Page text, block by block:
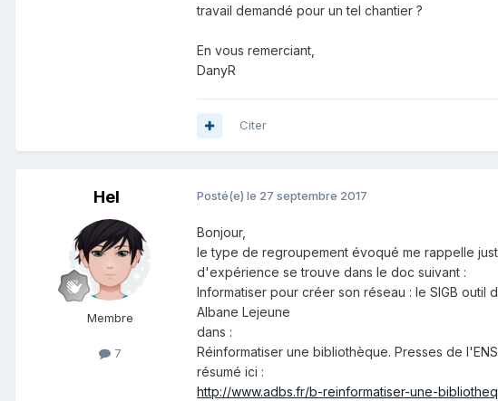
travail demandé pour un tel chantier ?
En vous remerciant,
DanyR
Citer
Hel
Membre
7
Posté(e) le 27 septembre 2017
Bonjour,
le type de regroupement évoqué me rappelle
d'expérience se trouve dans le doc suivant :
Informatiser pour créer son réseau : le SIGB
Albane Lejeune
dans :
Réinformatiser une bibliothèque. Presses de
résumé ici :
http://www.adbs.fr/b-reinformatiser-une-